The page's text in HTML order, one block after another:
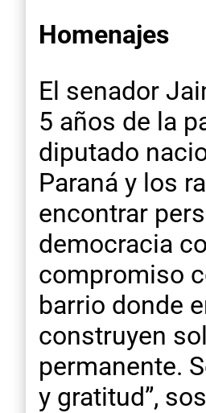
Homenajes
El senador
5 años de la
diputado
Paraná y los
encontrar
democracia
compromiso
barrio donde
construyen
permanente.
y gratitud”,